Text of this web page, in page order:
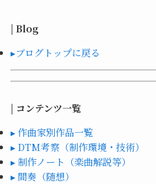
| Blog
▸ブログトップに戻る
| コンテンツ一覧
▸ 作曲家別作品一覧
▸ DTM考察（制作環境・技術）
▸ 制作ノート（楽曲解説等）
▸ 間奏（随想）